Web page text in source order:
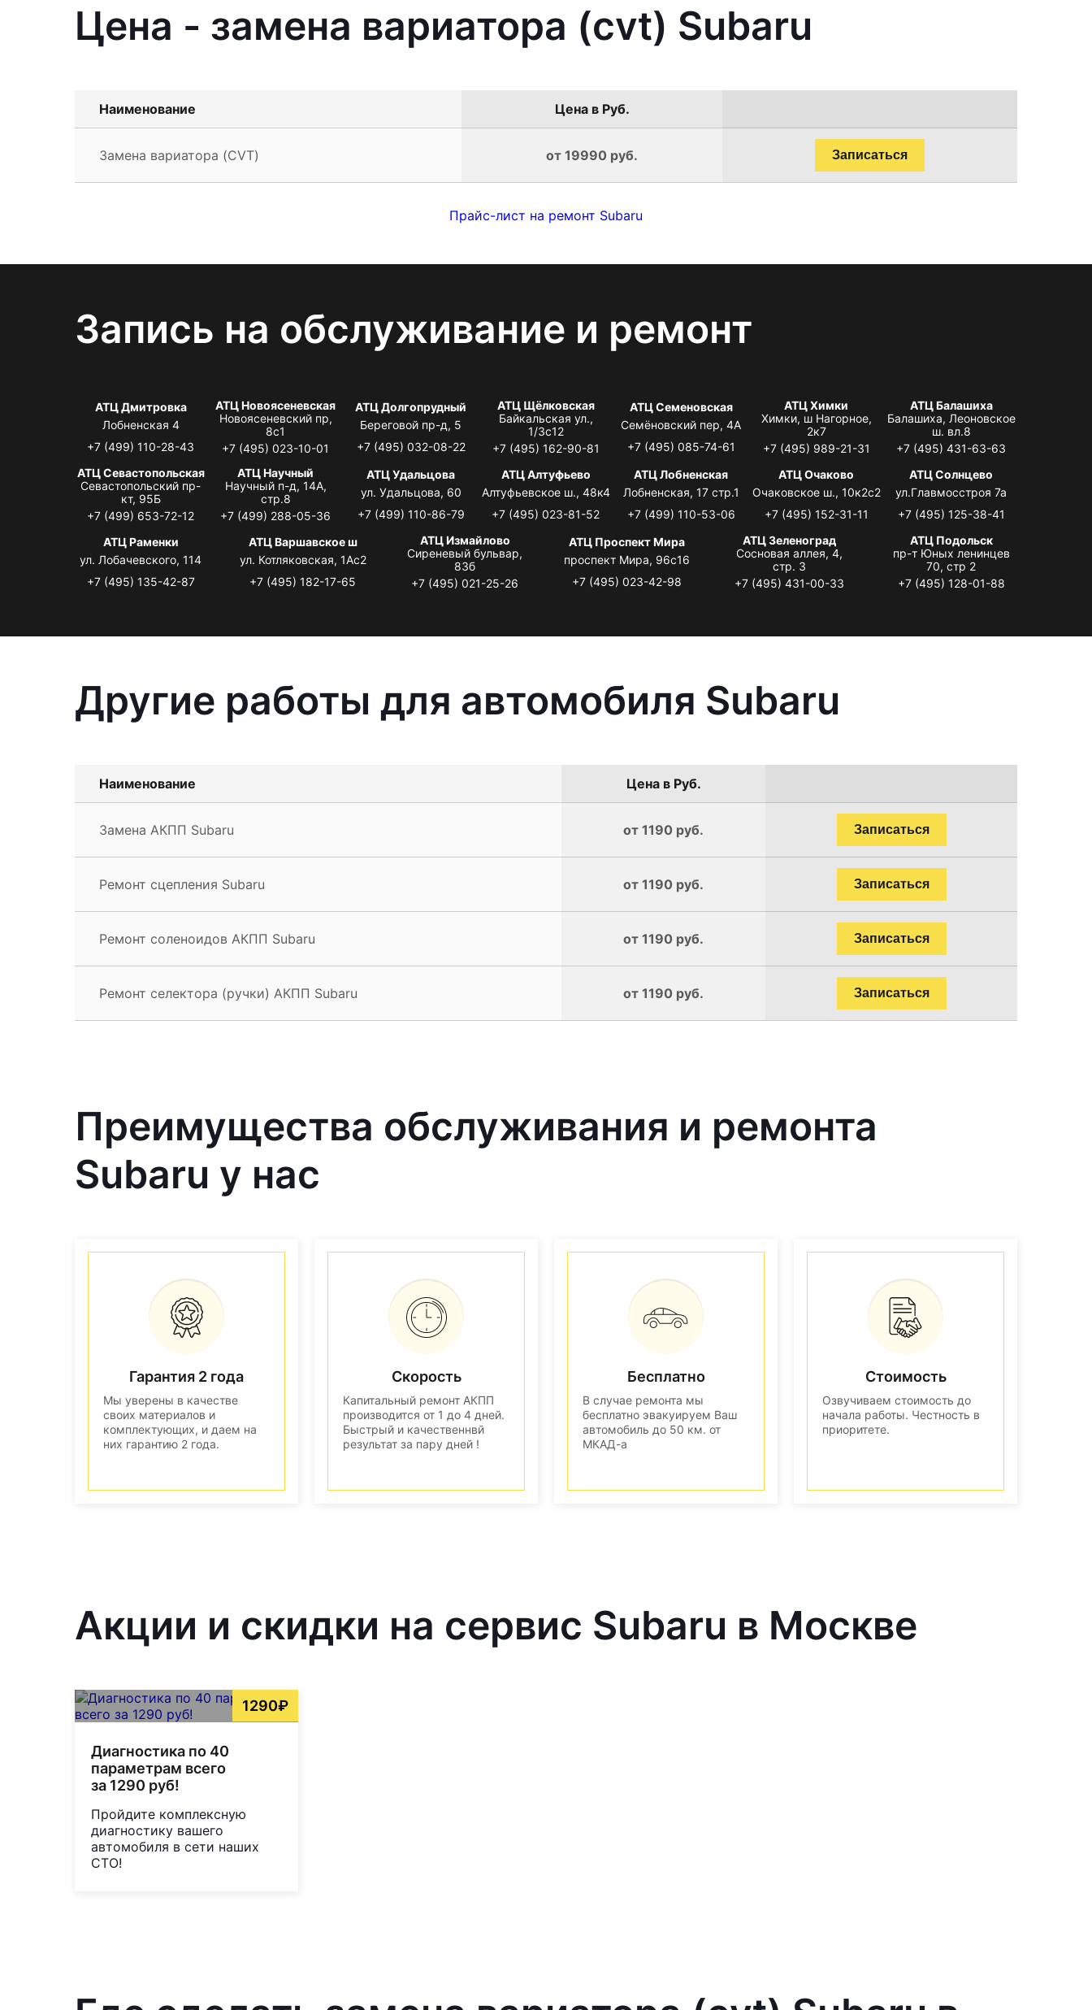
Цена - замена вариатора (cvt) Subaru
Наименование Цена в Руб.
Замена вариатора (CVT) от 19990 руб. Записаться
Прайс-лист на ремонт Subaru
Запись на обслуживание и ремонт
АТЦ Дмитровка
Лобненская 4
+7 (499) 110-28-43
АТЦ Новоясеневская
Новоясеневский пр,
8с1
+7 (495) 023-10-01
АТЦ Долгопрудный
Береговой пр-д, 5
+7 (495) 032-08-22
АТЦ Щёлковская
Байкальская ул.,
1/3с12
+7 (495) 162-90-81
АТЦ Семеновская
Семёновский пер, 4А
+7 (495) 085-74-61
АТЦ Химки
Химки, ш Нагорное,
2к7
+7 (495) 989-21-31
АТЦ Балашиха
Балашиха, Леоновское
ш. вл.8
+7 (495) 431-63-63
АТЦ Севастопольская
Севастопольский пр-
кт, 95Б
+7 (499) 653-72-12
АТЦ Научный
Научный п-д, 14А,
стр.8
+7 (499) 288-05-36
АТЦ Удальцова
ул. Удальцова, 60
+7 (499) 110-86-79
АТЦ Алтуфьево
Алтуфьевское ш., 48к4
+7 (495) 023-81-52
АТЦ Лобненская
Лобненская, 17 стр.1
+7 (499) 110-53-06
АТЦ Очаково
Очаковское ш., 10к2с2
+7 (495) 152-31-11
АТЦ Солнцево
ул.Главмосстроя 7а
+7 (495) 125-38-41
АТЦ Раменки
ул. Лобачевского, 114
+7 (495) 135-42-87
АТЦ Варшавское ш
ул. Котляковская, 1Ас2
+7 (495) 182-17-65
АТЦ Измайлово
Сиреневый бульвар,
83б
+7 (495) 021-25-26
АТЦ Проспект Мира
проспект Мира, 96с16
+7 (495) 023-42-98
АТЦ Зеленоград
Сосновая аллея, 4,
стр. 3
+7 (495) 431-00-33
АТЦ Подольск
пр-т Юных ленинцев
70, стр 2
+7 (495) 128-01-88
Другие работы для автомобиля Subaru
Наименование Цена в Руб.
Замена АКПП Subaru от 1190 руб. Записаться
Ремонт сцепления Subaru от 1190 руб. Записаться
Ремонт соленоидов АКПП Subaru от 1190 руб. Записаться
Ремонт селектора (ручки) АКПП Subaru от 1190 руб. Записаться
Преимущества обслуживания и ремонта
Subaru у нас
Гарантия 2 года
Мы уверены в качестве
своих материалов и
комплектующих, и даем на
них гарантию 2 года.
Скорость
Капитальный ремонт АКПП
производится от 1 до 4 дней.
Быстрый и качественнвй
результат за пару дней !
Бесплатно
В случае ремонта мы
бесплатно эвакуируем Ваш
автомобиль до 50 км. от
МКАД-а
Стоимость
Озвучиваем стоимость до
начала работы. Честность в
приоритете.
Акции и скидки на сервис Subaru в Москве
1290₽
Диагностика по 40
параметрам всего
за 1290 руб!
Пройдите комплексную
диагностику вашего
автомобиля в сети наших
СТО!